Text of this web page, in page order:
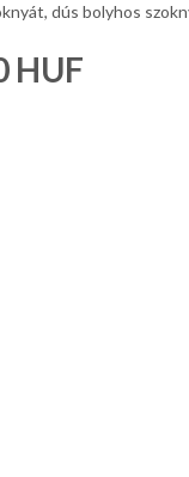
dús bolyhos
HUF